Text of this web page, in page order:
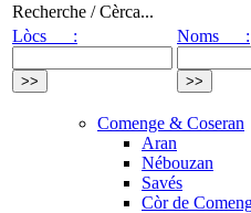
Recherche / Cèrca...
Lòcs :
Noms :
Comenge & Coseran
Aran
Nébouzan
Savés
Còr de